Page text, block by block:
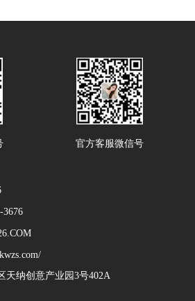
官方客服微信号
3676
天纳创意产业园3号402A